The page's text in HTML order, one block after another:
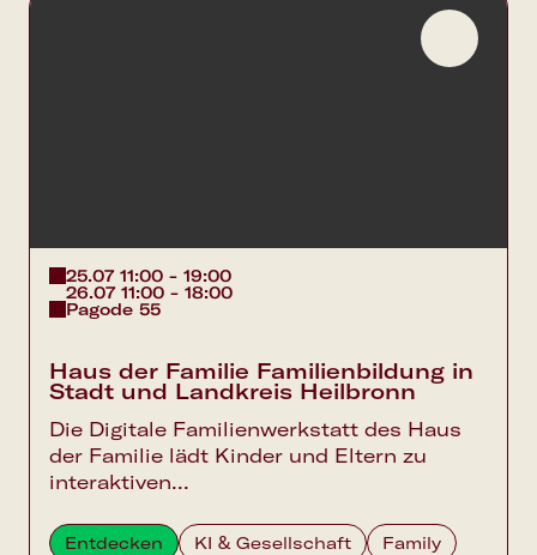
25.07 11:00 - 19:00
26.07 11:00 - 18:00
Pagode 55
Haus der Familie Familienbildung in
Stadt und Landkreis Heilbronn
Die Digitale Familienwerkstatt des Haus
der Familie lädt Kinder und Eltern zu
interaktiven...
Entdecken KI & Gesellschaft
Family